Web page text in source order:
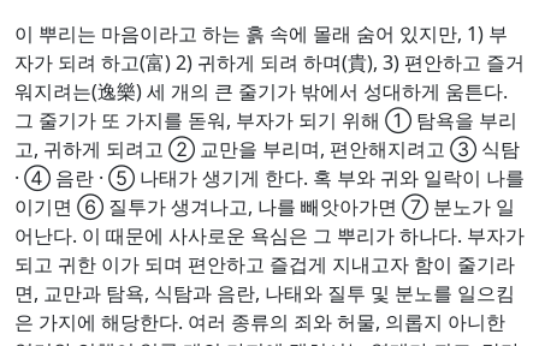
이 뿌리는 마음이라고 하는 흙 속에 몰래 숨어 있지만, 1) 부
자가 되려 하고(富) 2) 귀하게 되려 하며(貴), 3) 편안하고 즐거
워지려는(逸樂) 세 개의 큰 줄기가 밖에서 성대하게 움튼다.
그 줄기가 또 가지를 돋워, 부자가 되기 위해 ① 탐욕을 부리
고, 귀하게 되려고 ② 교만을 부리며, 편안해지려고 ③ 식탐
· ④ 음란 · ⑤ 나태가 생기게 한다. 혹 부와 귀와 일락이 나를
이기면 ⑥ 질투가 생겨나고, 나를 빼앗아가면 ⑦ 분노가 일
어난다. 이 때문에 사사로운 욕심은 그 뿌리가 하나다. 부자가
되고 귀한 이가 되며 편안하고 즐겁게 지내고자 함이 줄기라
면, 교만과 탐욕, 식탐과 음란, 나태와 질투 및 분노를 일으킴
은 가지에 해당한다. 여러 종류의 죄와 허물, 의롭지 아니한